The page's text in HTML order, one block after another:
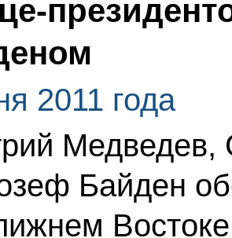
2011 года
Медведев,
Байден